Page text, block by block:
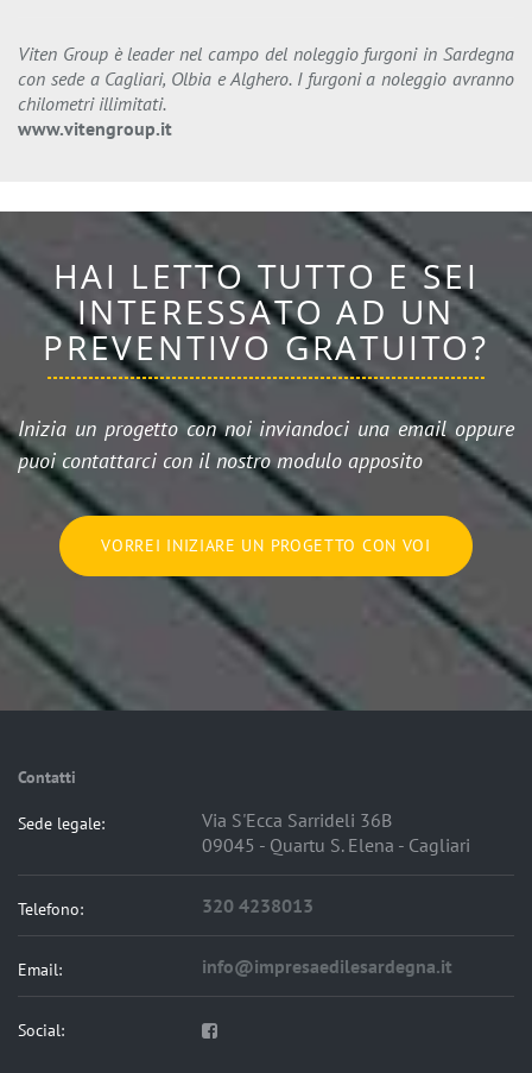
Viten Group è leader nel campo del noleggio furgoni in Sardegna
con sede a Cagliari, Olbia e Alghero. I furgoni a noleggio avranno
chilometri illimitati.
www.vitengroup.it
HAI LETTO TUTTO E SEI
INTERESSATO AD UN
PREVENTIVO GRATUITO?
Inizia un progetto con noi inviandoci una email oppure
puoi contattarci con il nostro modulo apposito
VORREI INIZIARE UN PROGETTO CON VOI
Contatti
Sede legale:
Via S'Ecca Sarrideli 36B
09045 - Quartu S. Elena - Cagliari
Telefono: 320 4238013
Email: info@impresaedilesardegna.it
Social: